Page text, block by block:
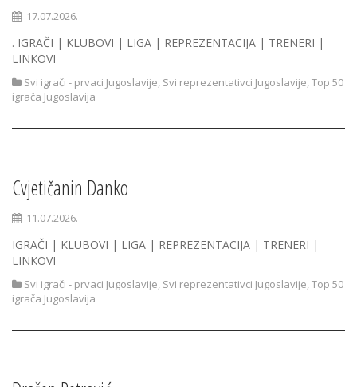
17.07.2026.
. IGRAČI | KLUBOVI | LIGA | REPREZENTACIJA | TRENERI |
LINKOVI
Svi igrači - prvaci Jugoslavije, Svi reprezentativci Jugoslavije,Top 50
igrača Jugoslavija
Cvjetičanin Danko
11.07.2026.
IGRAČI | KLUBOVI | LIGA | REPREZENTACIJA | TRENERI |
LINKOVI
Svi igrači - prvaci Jugoslavije, Svi reprezentativci Jugoslavije,Top 50
igrača Jugoslavija